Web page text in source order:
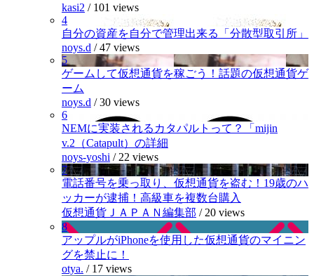
kasi2 / 101 views
4
自分の資産を自分で管理出来る「分散型取引所」
noys.d /47 views
5
ゲームして仮想通貨を稼ごう！話題の仮想通貨ゲ
ーム
noys.d /30 views
6
NEMに実装されるカタパルトって？「mijin
v.2（Catapult）の詳細
noys-yoshi / 22 views
7
電話番号を乗っ取り、仮想通貨を盗む！19歳のハ
ッカーが逮捕！高級車を複数台購入
仮想通貨ＪＡＰＡＮ編集部 / 20 views
8
アップルがiPhoneを使用した仮想通貨のマイニン
グを禁止に！
otya. / 17 views